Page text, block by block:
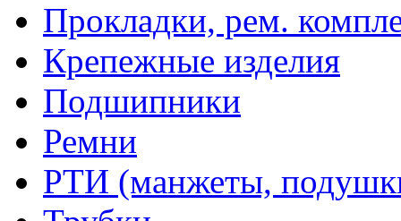
Прокладки, рем.
Крепежные изделия
Подшипники
Ремни
РТИ (манжеты,